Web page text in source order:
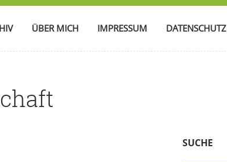
ÜBER MICH IMPRESSUM DATENSCHUTZ
SUCHE